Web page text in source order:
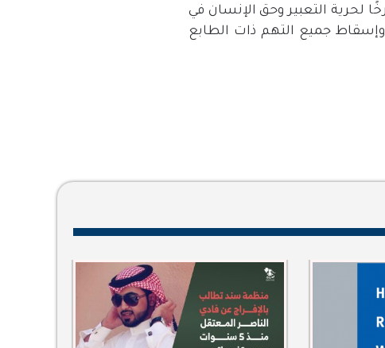
لحرية التعبير وحق الإنسان في
وإسقاط جميع التهم ذات الطابع